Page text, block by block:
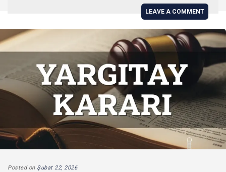
LEAVE A COMMENT
Posted on Şubat 22, 2026